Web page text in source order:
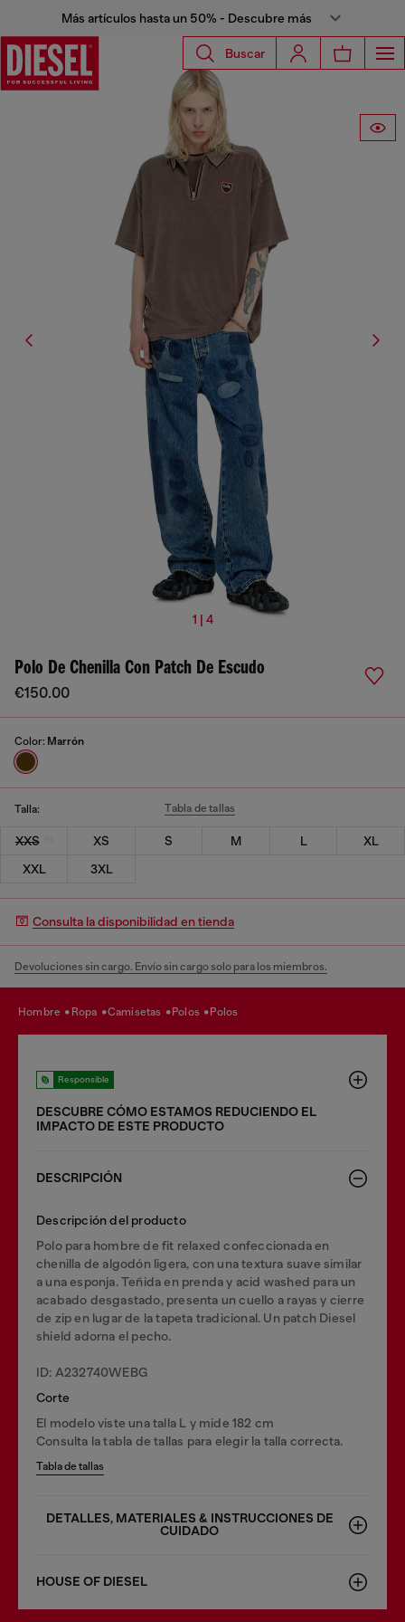
Más artículos hasta un 50% - Descubre más
Buscar
1 | 4
Polo De Chenilla Con Patch De Escudo
€150.00
Color: Marrón
Talla: Tabla de tallas
XXS XS S M L
XL
XXL
3XL
Consulta la disponibilidad en tienda
Devoluciones sin cargo. Envío sin cargo solo para los miembros.
hombre ropa camisetas polos polos
Responsible
DESCUBRE CÓMO ESTAMOS REDUCIENDO EL
IMPACTO DE ESTE PRODUCTO
DESCRIPCIÓN
Descripción del producto
Polo para hombre de fit relaxed confeccionada en
chenilla de algodón ligera, con una textura suave similar
a una esponja. Teñida en prenda y acid washed para un
acabado desgastado, presenta un cuello a rayas y cierre
de zip en lugar de la tapeta tradicional. Un patch Diesel
shield adorna el pecho.
ID: A232740WEBG
Corte
El modelo viste una talla L y mide 182 cm
Consulta la tabla de tallas para elegir la talla correcta.
Tabla de tallas
DETALLES, MATERIALES & INSTRUCCIONES DE
CUIDADO
HOUSE OF DIESEL